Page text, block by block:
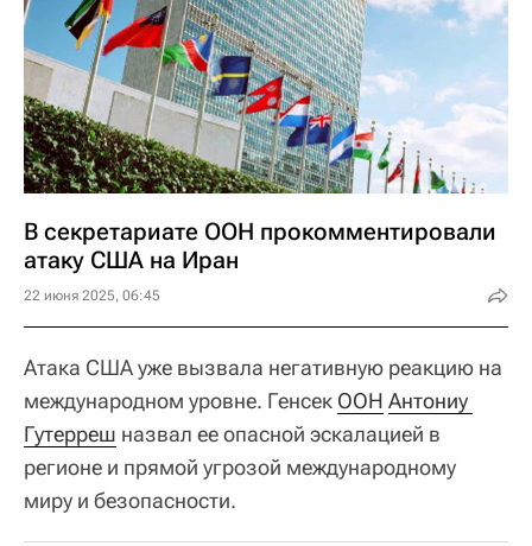
В секретариате ООН прокомментировали
атаку США на Иран
22 июня 2025, 06:45
Атака США уже вызвала негативную реакцию на
международном уровне. Генсек ООН Антониу
Гутерреш назвал ее опасной эскалацией в
регионе и прямой угрозой международному
миру и безопасности.